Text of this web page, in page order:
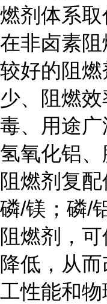
燃剂体系取
在非卤素
较好的阻
少、阻燃
毒、用途
氢氧化铝
阻燃剂复
磷/镁；磷/
阻燃剂，
降低，从
工性能和物